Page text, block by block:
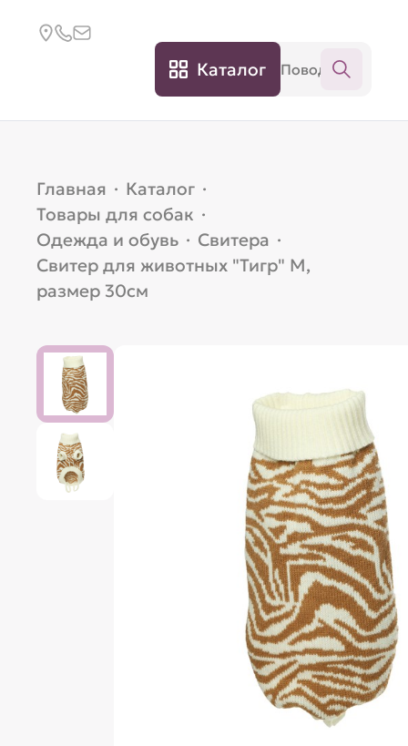
Каталог
Главная · Каталог ·
Товары для собак ·
Одежда и обувь · Свитера ·
Свитер для животных "Тигр" M,
размер 30см